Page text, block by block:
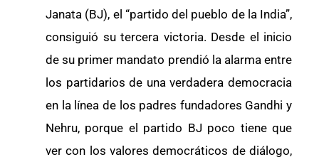
Janata (BJ), el “partido del pueblo de la India”,
consiguió su tercera victoria. Desde el inicio
de su primer mandato prendió la alarma entre
los partidarios de una verdadera democracia
en la línea de los padres fundadores Gandhi y
Nehru, porque el partido BJ poco tiene que
ver con los valores democráticos de diálogo,